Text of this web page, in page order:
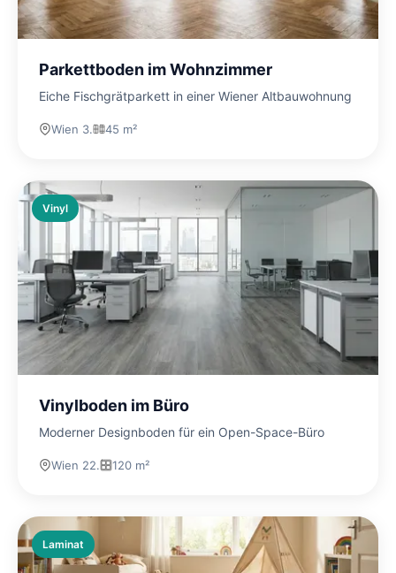
Parkettboden im Wohnzimmer
Eiche Fischgrätparkett in einer Wiener Altbauwohnung
Wien 3. 45 m²
Vinyl
Vinylboden im Büro
Moderner Designboden für ein Open-Space-Büro
Wien 22. 120 m²
Laminat